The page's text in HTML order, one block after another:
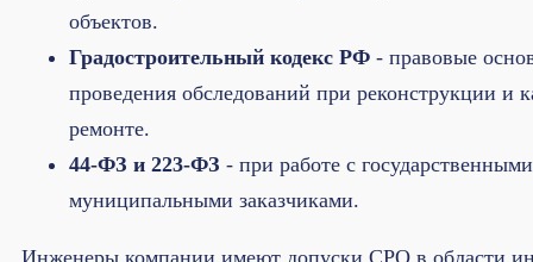
объектов.
Градостроительный кодекс РФ- правовые
проведения обследований при реконструкции и
ремонте.
44-ФЗ и 223-ФЗ - при работе с
муниципальными заказчиками.